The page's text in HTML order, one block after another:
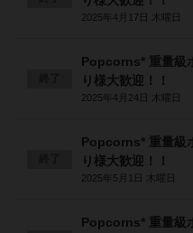
2025年4月17日 木曜日
Popcorns* 重量級
り様大歓迎！！
2025年4月24日 木曜日
Popcorns* 重量級
り様大歓迎！！
2025年5月1日 木曜日
Popcorns* 重量級